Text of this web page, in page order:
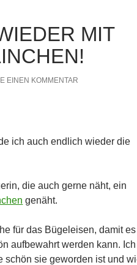
MIT
EINEN KOMMENTAR
ich auch endlich wieder die
die auch gerne näht, ein
genäht.
für das Bügeleisen, damit es
aufbewahrt werden kann. Ich
schön sie geworden ist und